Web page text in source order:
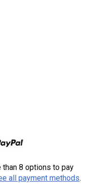
than 8 options to pay
all payment methods.